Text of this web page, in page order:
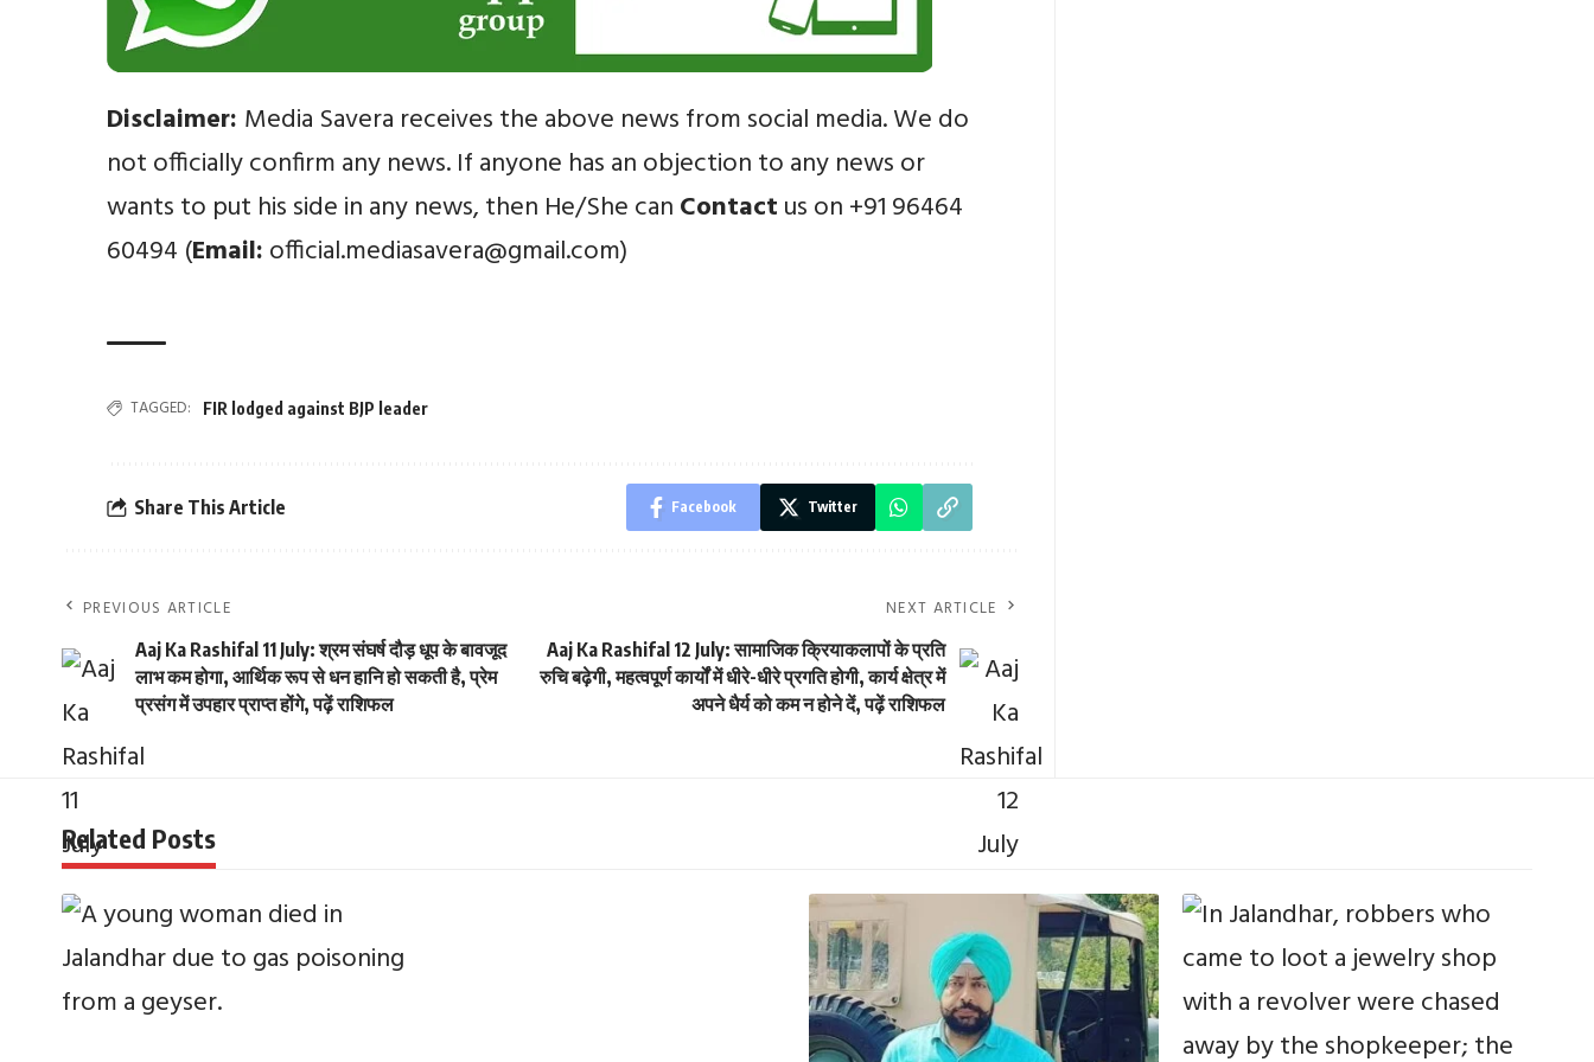
Disclaimer: Media Savera receives the above news from social media. We do
not officially confirm any news. If anyone has an objection to any news or
wants to put his side in any news, then He/She can Contact us on +91 96464
60494 (Email: official.mediasavera@gmail.com)
TAGGED: FIR lodged against BJP leader
Share This Article Facebook Twitter
PREVIOUS ARTICLE
Aaj Ka Rashifal 11 July: श्रम संघर्ष दौड़ धूप के बावजूद
लाभ कम होगा, आर्थिक रूप से धन हानि हो सकती है, प्रेम
प्रसंग में उपहार प्राप्त होंगे, पढ़ें राशिफल
NEXT ARTICLE
Aaj Ka Rashifal 12 July: सामाजिक क्रियाकलापों के प्रति
रुचि बढ़ेगी, महत्वपूर्ण कार्यों में धीरे-धीरे प्रगति होगी, कार्य क्षेत्र में
अपने धैर्य को कम न होने दें, पढ़ें राशिफल
Related Posts